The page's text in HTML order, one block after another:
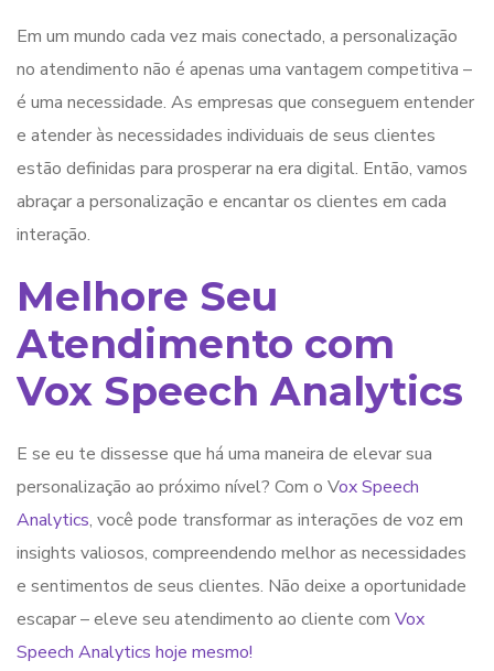
Em um mundo cada vez mais conectado, a personalização
no atendimento não é apenas uma vantagem competitiva –
é uma necessidade. As empresas que conseguem entender
e atender às necessidades individuais de seus clientes
estão definidas para prosperar na era digital. Então, vamos
abraçar a personalização e encantar os clientes em cada
interação.
Melhore Seu
Atendimento com
Vox Speech Analytics
E se eu te dissesse que há uma maneira de elevar sua
personalização ao próximo nível? Com o Vox Speech
Analytics, você pode transformar as interações de voz em
insights valiosos, compreendendo melhor as necessidades
e sentimentos de seus clientes. Não deixe a oportunidade
escapar – eleve seu atendimento ao cliente com Vox
Speech Analytics hoje mesmo!